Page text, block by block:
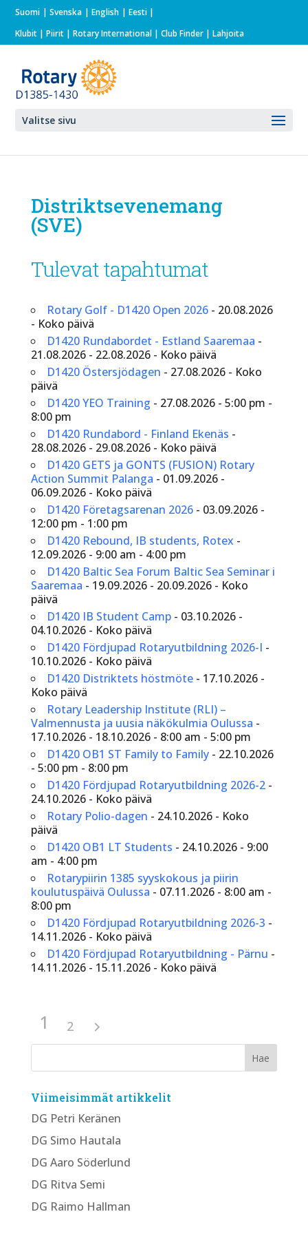
Suomi Svenska English
Eesti
Klubit |Piirit |Rotary International | Club Finder | Lahjoita
Valitse sivu
Distriktsevenemang
(SVE)
Tulevat tapahtumat
Rotary Golf - D1420 Open 2026- 20.08.2026
- Koko päivä
D1420 Rundabordet - Estland Saaremaa -
21.08.2026 - 22.08.2026 - Koko päivä
D1420 Östersjödagen - 27.08.2026 - Koko
päivä
D1420 YEO Training - 27.08.2026 - 5:00 pm -
8:00 pm
D1420 Rundabord - Finland Ekenäs -
28.08.2026 - 29.08.2026 - Koko päivä
D1420 GETS ja GONTS (FUSION) Rotary
Action Summit Palanga - 01.09.2026 -
06.09.2026 - Koko päivä
D1420 Företagsarenan 2026- 03.09.2026 -
12:00 pm - 1:00 pm
D1420 Rebound, IB students, Rotex -
12.09.2026 - 9:00 am - 4:00 pm
D1420 Baltic Sea Forum Baltic Sea Seminar i
Saaremaa - 19.09.2026 - 20.09.2026 - Koko
päivä
D1420 IB Student Camp- 03.10.2026 -
04.10.2026 - Koko päivä
D1420 Fördjupad Rotaryutbildning 2026-I -
10.10.2026 - Koko päivä
D1420 Distriktets höstmöte- 17.10.2026 -
Koko päivä
Rotary Leadership Institute (RLI) –
Valmennusta ja uusia näkökulmia Oulussa -
17.10.2026 - 18.10.2026 - 8:00 am - 5:00 pm
D1420 OB1 ST Family to Family- 22.10.2026
- 5:00 pm - 8:00 pm
D1420 Fördjupad Rotaryutbildning 2026-2-
24.10.2026 - Koko päivä
Rotary Polio-dagen - 24.10.2026 - Koko
päivä
D1420 OB1 LT Students - 24.10.2026 - 9:00
am - 4:00 pm
Rotarypiirin 1385 syyskokous ja piirin
koulutuspäivä Oulussa - 07.11.2026 - 8:00 am -
8:00 pm
D1420 Fördjupad Rotaryutbildning 2026-3 -
14.11.2026 - Koko päivä
D1420 Fördjupad Rotaryutbildning - Pärnu -
14.11.2026 - 15.11.2026 - Koko päivä
1 2
Viimeisimmät artikkelit
DG Petri Keränen
DG Simo Hautala
DG Aaro Söderlund
DG Ritva Semi
DG Raimo Hallman